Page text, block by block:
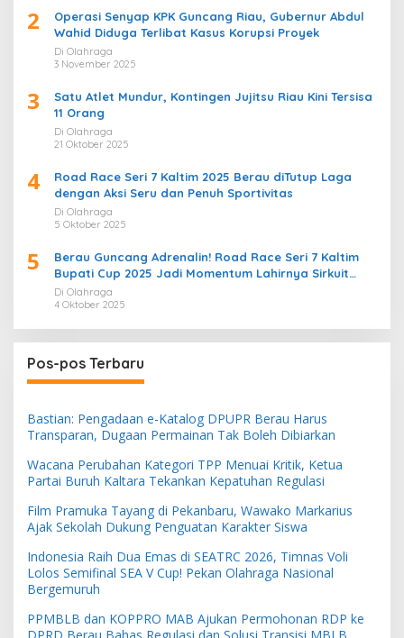
2
Operasi Senyap KPK Guncang Riau, Gubernur Abdul
Wahid Diduga Terlibat Kasus Korupsi Proyek
Di Olahraga
3 November 2025
3
Satu Atlet Mundur, Kontingen Jujitsu Riau Kini Tersisa
11 Orang
Di Olahraga
21 Oktober 2025
4
Road Race Seri 7 Kaltim 2025 Berau diTutup Laga
dengan Aksi Seru dan Penuh Sportivitas
Di Olahraga
5 Oktober 2025
5
Berau Guncang Adrenalin! Road Race Seri 7 Kaltim
Bupati Cup 2025 Jadi Momentum Lahirnya Sirkuit
Permanen 2026
Di Olahraga
4 Oktober 2025
Pos-pos Terbaru
Bastian: Pengadaan e-Katalog DPUPR Berau Harus
Transparan, Dugaan Permainan Tak Boleh Dibiarkan
Wacana Perubahan Kategori TPP Menuai Kritik, Ketua
Partai Buruh Kaltara Tekankan Kepatuhan Regulasi
Film Pramuka Tayang di Pekanbaru, Wawako Markarius
Ajak Sekolah Dukung Penguatan Karakter Siswa
Indonesia Raih Dua Emas di SEATRC 2026, Timnas Voli
Lolos Semifinal SEA V Cup! Pekan Olahraga Nasional
Bergemuruh
PPMBLB dan KOPPRO MAB Ajukan Permohonan RDP ke